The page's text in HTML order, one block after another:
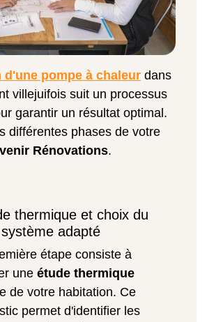
pompe à chaleur dans
villejuifois suit un processus
garantir un résultat optimal.
différentes phases de votre
Rénovations.
thermique et choix du
système adapté
étape consiste à
une étude thermique
de votre habitation. Ce
permet d'identifier les